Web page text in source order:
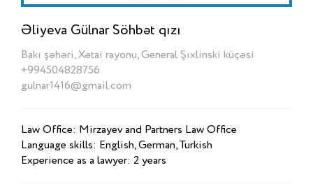
Əliyeva Gülnar Söhbət qızı
Bakı şəhəri, Xətai rayonu, General Şıxlinski küçəsi
+994504828756
gulnar1416@gmail.com
Law Office: Mirzayev and Partners Law Office
Language skills: English, German, Turkish
Experience as a lawyer: 2 years